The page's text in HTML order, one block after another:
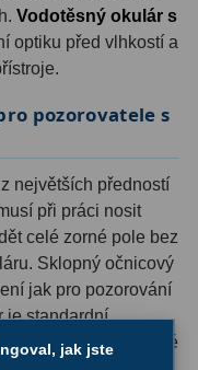
Vodotěsný okulár s
optiku před vlhkostí a
pozorovatele s
největších předností
při práci nosit
celé zorné pole bez
Sklopný očnicový
jak pro pozorování
je standardní
filtrů je přímočaré
jak jste